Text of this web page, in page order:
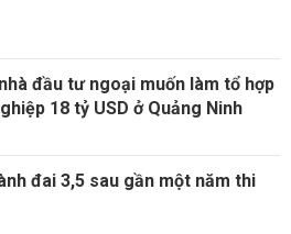
đầu tư ngoại muốn làm tổ hợp
18 tỷ USD ở Quảng Ninh
đai 3,5 sau gần một năm thi